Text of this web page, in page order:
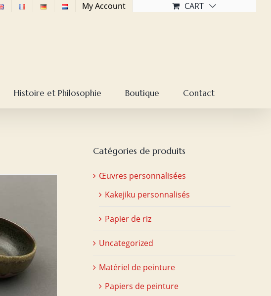
My Account CART
Histoire et Philosophie Boutique Contact
Catégories de produits
Œuvres personnalisées
Kakejiku personnalisés
Papier de riz
Uncategorized
Matériel de peinture
Papiers de peinture